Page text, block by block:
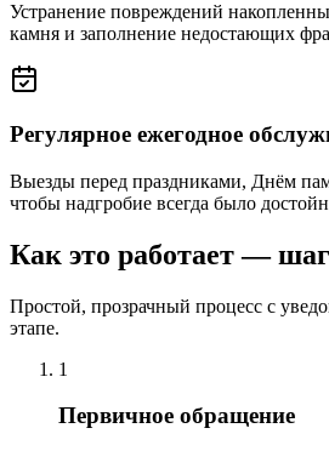
Устранение повреждений
камня и заполнение недостающих
Регулярное ежегодное
Выезды перед праздниками, Днём
чтобы надгробие всегда было
Как это работает —
Простой, прозрачный процесс с
этапе.
1
Первичное обращение